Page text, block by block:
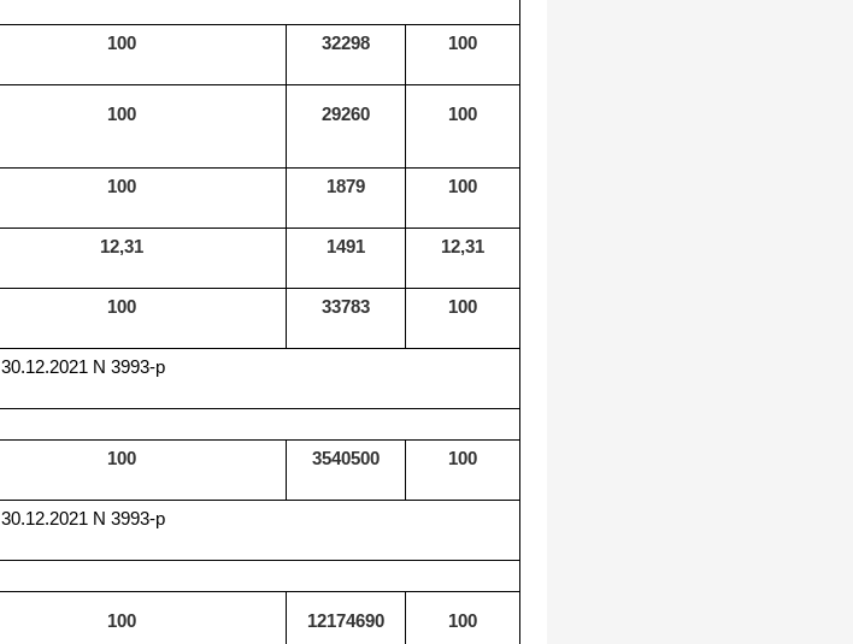
100 32298 100
100 29260 100
100 1879 100
12,31 1491 12,31
100 33783 100
N 3993-р
100 3540500 100
N 3993-р
100 12174690 100